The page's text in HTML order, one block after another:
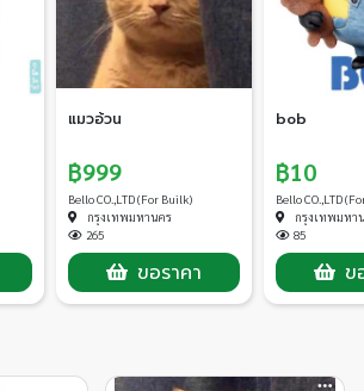
แมวอ้วน
฿999
Bello CO.,LTD (For Builk)
กรุงเทพมหานคร
265
ขอราคา
bob
฿10
Bello CO.,LTD
กรุงเทพมหา
85
ข